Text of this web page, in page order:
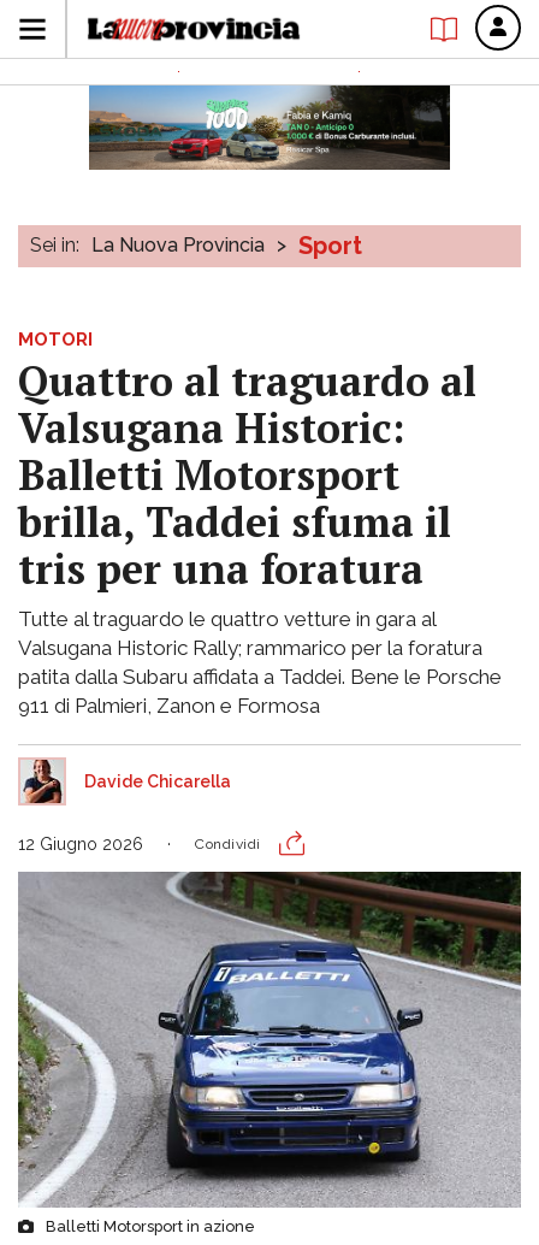
Sei in: La Nuova Provincia > Sport
MOTORI
Quattro al traguardo al
Valsugana Historic:
Balletti Motorsport
brilla, Taddei sfuma il
tris per una foratura
Tutte al traguardo le quattro vetture in gara al
Valsugana Historic Rally; rammarico per la foratura
patita dalla Subaru affidata a Taddei. Bene le Porsche
911 di Palmieri, Zanon e Formosa
Davide Chicarella
12 Giugno 2026 Condividi
Balletti Motorsport in azione